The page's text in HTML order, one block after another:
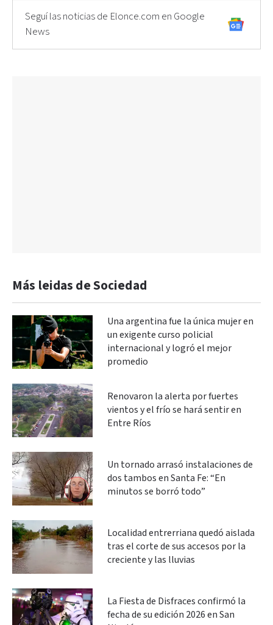
Seguí las noticias de Elonce.com en Google
News
Más leidas de Sociedad
Una argentina fue la única mujer en
un exigente curso policial
internacional y logró el mejor
promedio
Renovaron la alerta por fuertes
vientos y el frío se hará sentir en
Entre Ríos
Un tornado arrasó instalaciones de
dos tambos en Santa Fe: “En
minutos se borró todo”
Localidad entrerriana quedó aislada
tras el corte de sus accesos por la
creciente y las lluvias
La Fiesta de Disfraces confirmó la
fecha de su edición 2026 en San